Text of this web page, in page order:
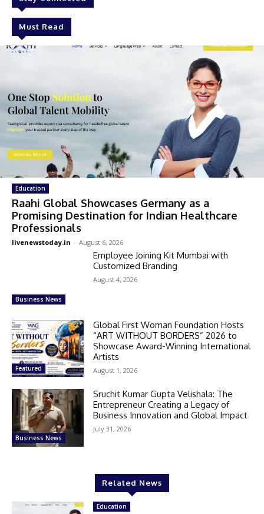
Must Read
Education
Raahi Global Showcases Germany as a
Promising Destination for Indian Healthcare
Professionals
livenewstoday.in - August 6, 2026
Business News
Employee Joining Kit Mumbai with
Customized Branding
August 4, 2026
Featured
Global First Woman Foundation Hosts
“ART WITHOUT BORDERS” 2026 to
Showcase Award-Winning International
Artists
August 1, 2026
Business News
Sruchit Kumar Gupta Velishala: The
Entrepreneur Creating a Legacy of
Business Innovation and Global Impact
July 31, 2026
Related News
Education